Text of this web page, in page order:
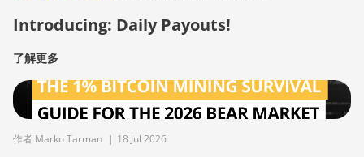
Introducing: Daily Payouts!
了解更多
作者 Marko Tarman | 18 Jul 2026